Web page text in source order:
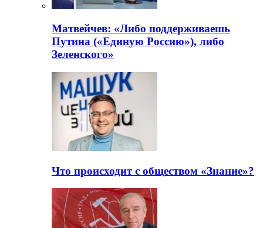
Матвейчев: «Либо поддерживаешь
Путина («Единую Россию»), либо
Зеленского»
Что происходит с обществом «Знание»?